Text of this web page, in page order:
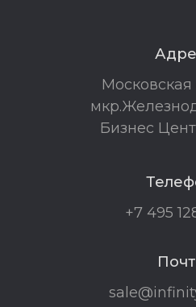
Московская
Бизнес
+7 495